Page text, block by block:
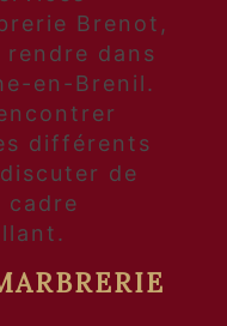
Brenot,
dans
en-Brenil.
différents
de
cadre